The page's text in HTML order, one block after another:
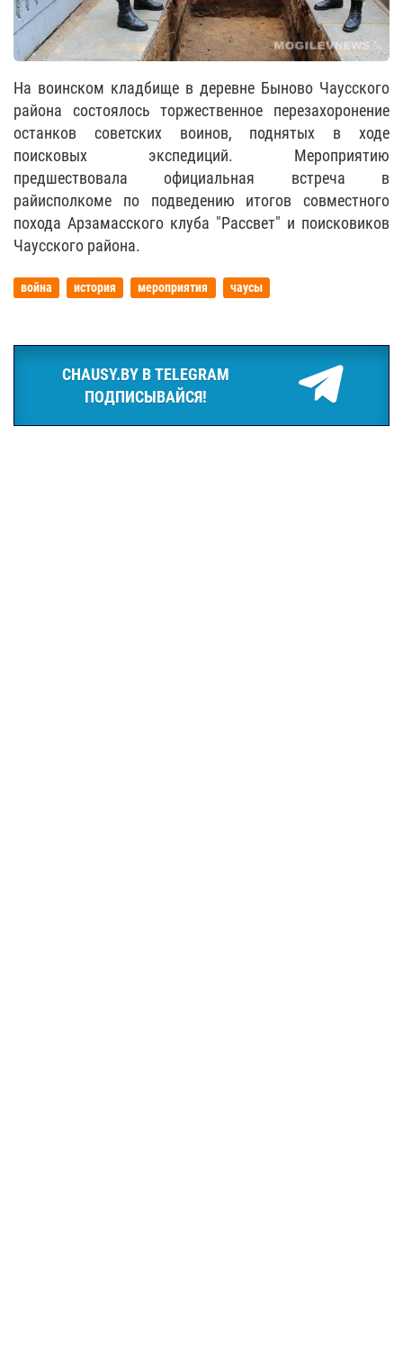
На воинском кладбище в деревне Быново Чаусского
района состоялось торжественное перезахоронение
останков советских воинов, поднятых в ходе
поисковых экспедиций. Мероприятию
предшествовала официальная встреча в
райисполкоме по подведению итогов совместного
похода Арзамасского клуба "Рассвет" и поисковиков
Чаусского района.
война история мероприятия чаусы
CHAUSY.BY В TELEGRAM
ПОДПИСЫВАЙСЯ!